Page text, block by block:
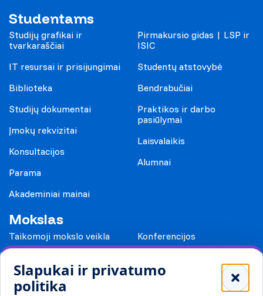
Slapukai ir privatumo
politika
Studentams
Studijų grafikai ir
tvarkaraščiai
IT resursai ir prisijungimai
Biblioteka
Studijų dokumentai
Įmokų rekvizitai
Konsultacijos
Parama
Akademiniai mainai
Pirmakursio gidas | LSP ir
ISIC
Studentų atstovybė
Bendrabučiai
Praktikos ir darbo
pasiūlymai
Laisvalaikis
Alumnai
Mokslas
Taikomoji mokslo veikla
Konferencijos
Mokykloms